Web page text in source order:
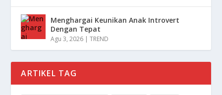
Menghargai Keunikan Anak Introvert
Dengan Tepat
Agu 3, 2026 |TREND
ARTIKEL TAG